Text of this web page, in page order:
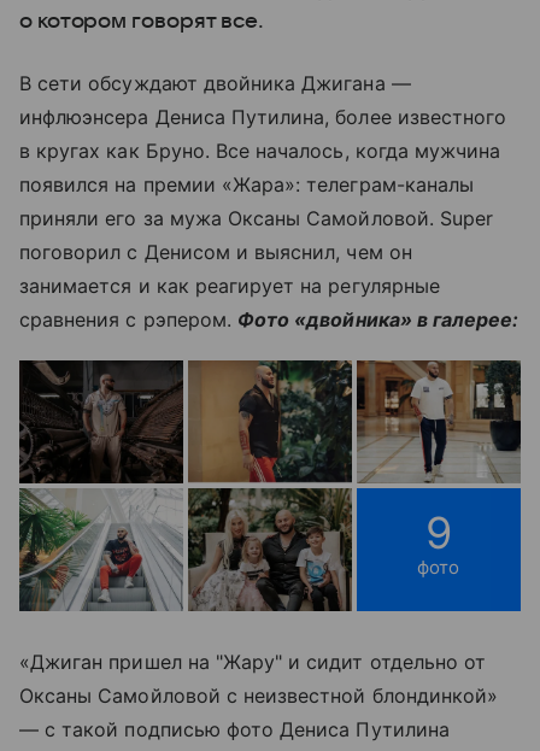
о котором говорят все.
В сети обсуждают двойника Джигана —
инфлюэнсера Дениса Путилина, более известного
в кругах как Бруно. Все началось, когда мужчина
появился на премии «Жара»: телеграм-каналы
приняли его за мужа Оксаны Самойловой. Super
поговорил с Денисом и выяснил, чем он
занимается и как реагирует на регулярные
сравнения с рэпером. Фото «двойника» в галерее:
9
фото
«Джиган пришел на "Жару" и сидит отдельно от
Оксаны Самойловой с неизвестной блондинкой»
— с такой подписью фото Дениса Путилина